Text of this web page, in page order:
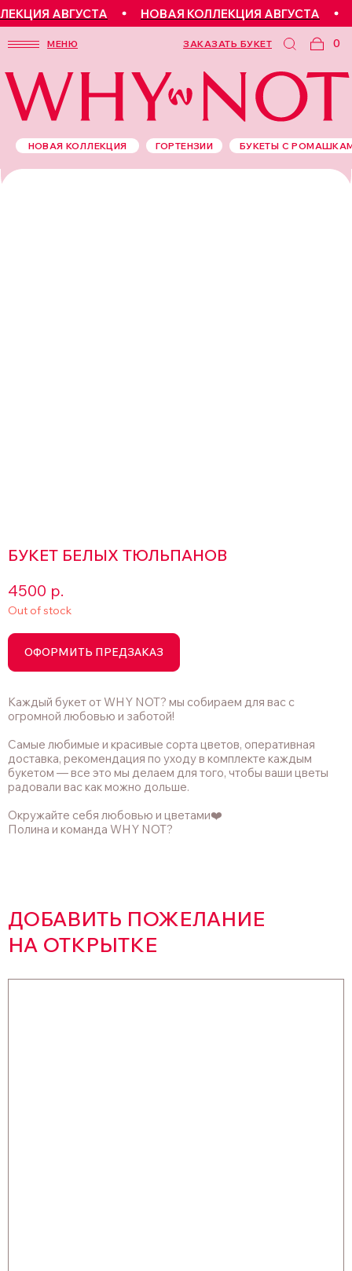
АВГУСТА НОВАЯ КОЛЛЕКЦИЯ АВГУСТА
МЕНЮ 0
ЗАКАЗАТЬ БУКЕТ
БУКЕТЫ С
НОВАЯ КОЛЛЕКЦИЯ ГОРТЕНЗИИ
БУКЕТ БЕЛЫХ ТЮЛЬПАНОВ
4500 р.
Out of stock
ОФОРМИТЬ ПРЕДЗАКАЗ
Каждый букет от WHY NOT? мы собираем для вас с
огромной любовью и заботой!
Самые любимые и красивые сорта цветов, оперативная
доставка, рекомендация по уходу в комплекте каждым
букетом — все это мы делаем для того, чтобы ваши цветы
радовали вас как можно дольше.
Окружайте себя любовью и цветами❤️
Полина и команда WHY NOT?
ДОБАВИТЬ ПОЖЕЛАНИЕ
НА ОТКРЫТКЕ